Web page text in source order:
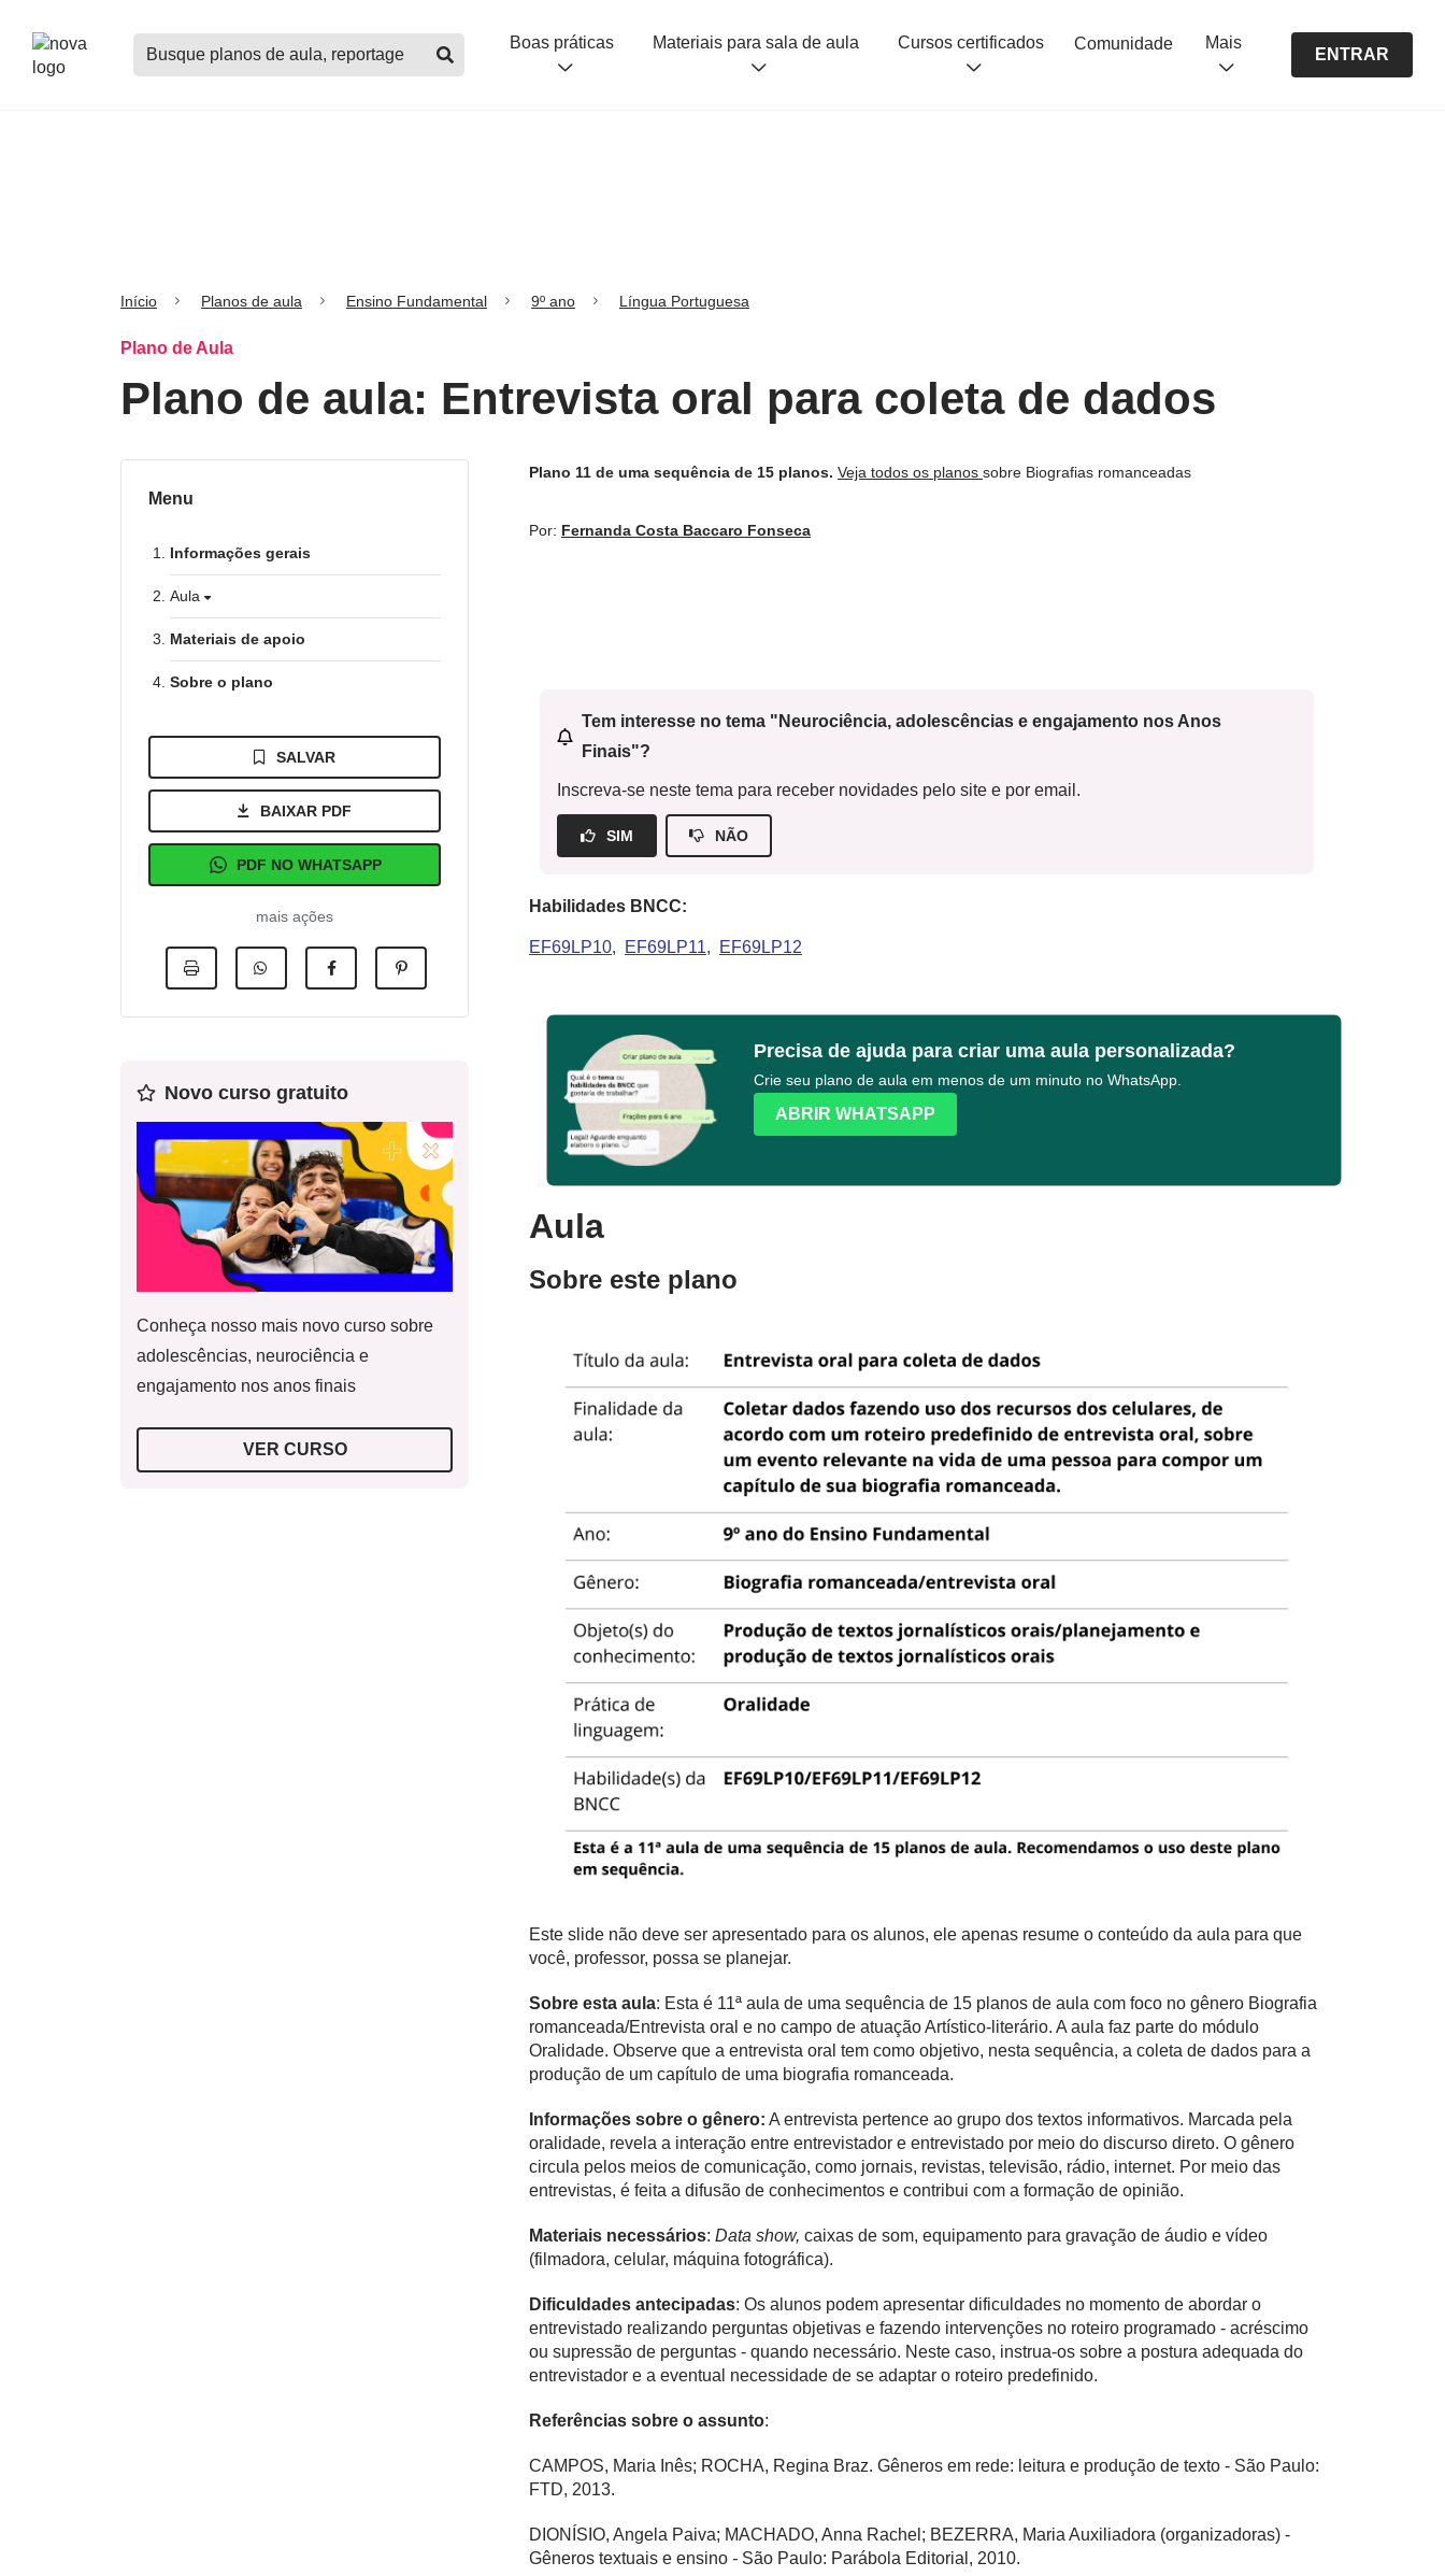
Buscar
planos
Boas práticas Materiais para sala de aula Cursos certificados Comunidade Mais
ENTRAR
Início Planos de aula Ensino Fundamental 9º ano Língua Portuguesa
Plano de Aula
Plano de aula: Entrevista oral para coleta de dados
Menu
Informações gerais
Aula
Materiais de apoio
Sobre o plano
SALVAR
BAIXAR PDF
PDF NO WHATSAPP
mais ações
Novo curso gratuito
Conheça nosso mais novo curso sobre
adolescências, neurociência e
engajamento nos anos finais
VER CURSO
Plano 11 de uma sequência de 15 planos. Veja todos os planos sobre Biografias romanceadas
Por: Fernanda Costa Baccaro Fonseca
Tem interesse no tema "Neurociência, adolescências e engajamento nos Anos
Finais"?
Inscreva-se neste tema para receber novidades pelo site e por email.
SIM NÃO
Habilidades BNCC:
EF69LP10 EF69LP11 EF69LP12
Precisa de ajuda para criar uma aula personalizada?
Crie seu plano de aula em menos de um minuto no WhatsApp.
ABRIR WHATSAPP
Aula
Sobre este plano
Este slide não deve ser apresentado para os alunos, ele apenas resume o conteúdo da aula para que
você, professor, possa se planejar.
Sobre esta aula: Esta é 11ª aula de uma sequência de 15 planos de aula com foco no gênero Biografia
romanceada/Entrevista oral e no campo de atuação Artístico-literário. A aula faz parte do módulo
Oralidade. Observe que a entrevista oral tem como objetivo, nesta sequência, a coleta de dados para a
produção de um capítulo de uma biografia romanceada.
Informações sobre o gênero: A entrevista pertence ao grupo dos textos informativos. Marcada pela
oralidade, revela a interação entre entrevistador e entrevistado por meio do discurso direto. O gênero
circula pelos meios de comunicação, como jornais, revistas, televisão, rádio, internet. Por meio das
entrevistas, é feita a difusão de conhecimentos e contribui com a formação de opinião.
Materiais necessários: Data show, caixas de som, equipamento para gravação de áudio e vídeo
(filmadora, celular, máquina fotográfica).
Dificuldades antecipadas: Os alunos podem apresentar dificuldades no momento de abordar o
entrevistado realizando perguntas objetivas e fazendo intervenções no roteiro programado - acréscimo
ou supressão de perguntas - quando necessário. Neste caso, instrua-os sobre a postura adequada do
entrevistador e a eventual necessidade de se adaptar o roteiro predefinido.
Referências sobre o assunto:
CAMPOS, Maria Inês; ROCHA, Regina Braz. Gêneros em rede: leitura e produção de texto - São Paulo:
FTD, 2013.
DIONÍSIO, Angela Paiva; MACHADO, Anna Rachel; BEZERRA, Maria Auxiliadora (organizadoras) -
Gêneros textuais e ensino - São Paulo: Parábola Editorial, 2010.